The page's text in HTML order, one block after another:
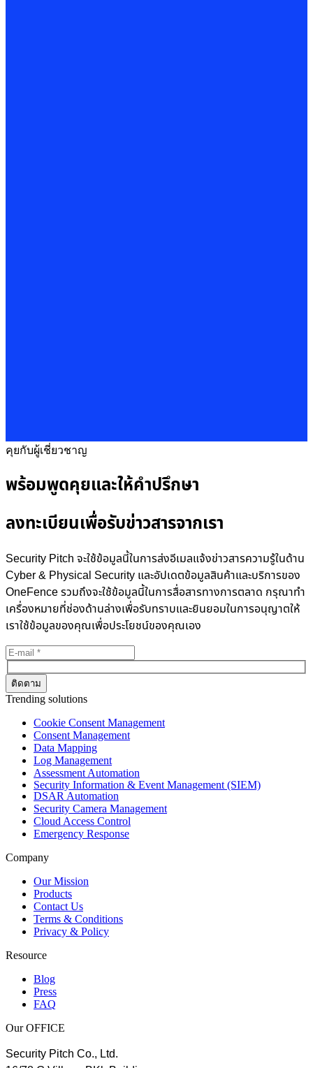
คุยกับผู้เชี่ยวชาญ
พร้อมพูดคุยและให้คำปรึกษา
ลงทะเบียนเพื่อรับข่าวสารจากเรา
Security Pitch จะใช้ข้อมูลนี้ในการส่งอีเมลแจ้งข่าวสารความรู้ในด้าน
Cyber & Physical Security และอัปเดตข้อมูลสินค้าและบริการของ
OneFence รวมถึงจะใช้ข้อมูลนี้ในการสื่อสารทางการตลาด กรุณาทำ
เครื่องหมายที่ช่องด้านล่างเพื่อรับทราบและยินยอมในการอนุญาตให้
เราใช้ข้อมูลของคุณเพื่อประโยชน์ของคุณเอง
Trending solutions
Cookie Consent Management
Consent Management
Data Mapping
Log Management
Assessment Automation
Security Information & Event Management (SIEM)
DSAR Automation
Security Camera Management
Cloud Access Control
Emergency Response
Company
Our Mission
Products
Contact Us
Terms & Conditions
Privacy & Policy
Resource
Blog
Press
FAQ
Our OFFICE
Security Pitch Co., Ltd.